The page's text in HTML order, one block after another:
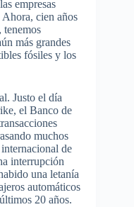
empresas
cien años
tenemos
más grandes
fósiles y los
Justo el día
el Banco de
muchos
de
interrupción
una letanía
automáticos
20 años.